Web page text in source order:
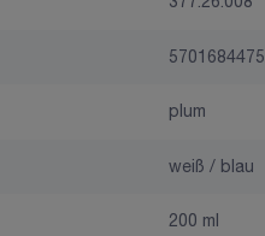
377.26.008
plum
weiß / blau
200 ml